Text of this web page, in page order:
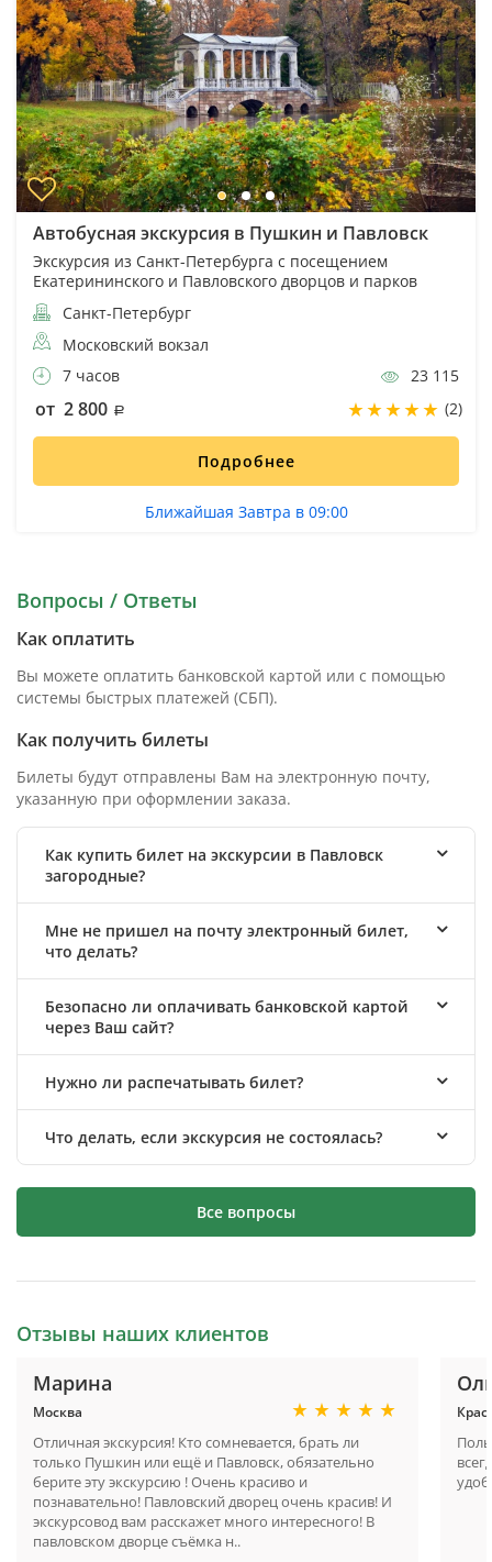
Автобусная экскурсия в Пушкин и Павловск
Экскурсия из Санкт-Петербурга с посещением
Екатерининского и Павловского дворцов и парков
Санкт-Петербург
Московский вокзал
7 часов
23 115
от 2 800 (2)
Подробнее
Ближайшая Завтра в 09:00
Вопросы / Ответы
Как оплатить
Вы можете оплатить банковской картой или с помощью
системы быстрых платежей (СБП).
Как получить билеты
Билеты будут отправлены Вам на электронную почту,
указанную при оформлении заказа.
Как купить билет на экскурсии в Павловск
загородные?
Мне не пришел на почту электронный билет,
что делать?
Безопасно ли оплачивать банковской картой
через Ваш сайт?
Нужно ли распечатывать билет?
Что делать, если экскурсия не состоялась?
Все вопросы
Отзывы наших клиентов
Марина
Москва
Отличная экскурсия! Кто сомневается, брать ли
только Пушкин или ещё и Павловск, обязательно
берите эту экскурсию ! Очень красиво и
познавательно! Павловский дворец очень красив! И
экскурсовод вам расскажет много интересного! В
павловском дворце съёмка н..